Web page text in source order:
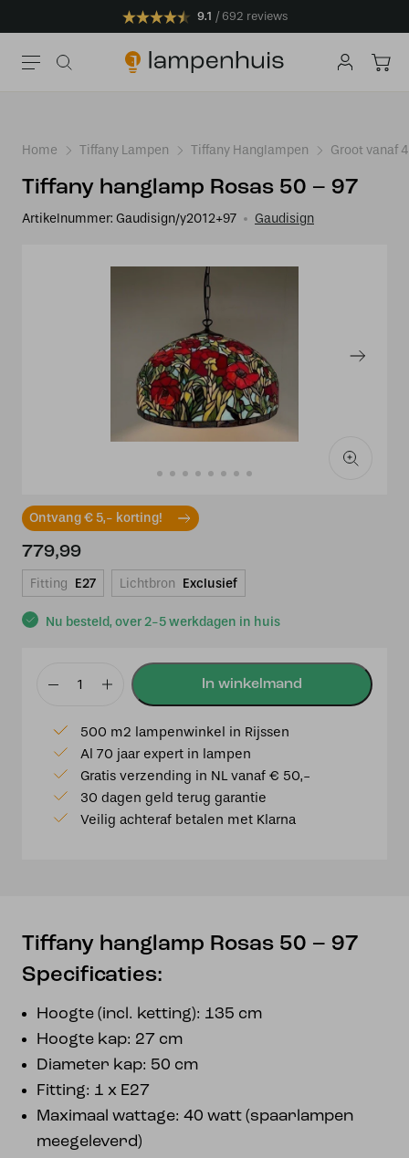
9.1 692 reviews
Home Tiffany Lampen Tiffany Hanglampen Groot vanaf
Tiffany hanglamp Rosas 50 – 97
Artikelnummer: Gaudisign/y2012+97 Gaudisign
Ontvang € 5,- korting!
Nu besteld, over 2-5 werkdagen in huis
779,99
Fitting E27 Lichtbron Exclusief
Tiffany
Rosas
aantal
500 m2 lampenwinkel in Rijssen
Al 70 jaar expert in lampen
Gratis verzending in NL vanaf € 50,-
30 dagen geld terug garantie
Veilig achteraf betalen met Klarna
Tiffany hanglamp Rosas 50 – 97
Specificaties:
Hoogte (incl. ketting): 135 cm
Hoogte kap: 27 cm
Diameter kap: 50 cm
Fitting: 1 x E27
Maximaal wattage: 40 watt (spaarlampen
meegeleverd)